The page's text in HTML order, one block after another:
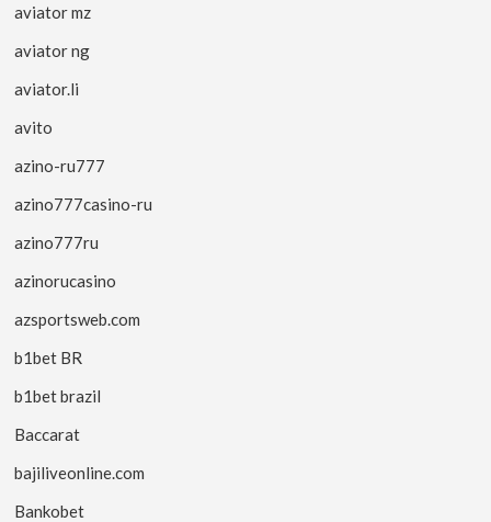
aviator mz
aviator ng
aviator.li
avito
azino-ru777
azino777casino-ru
azino777ru
azinorucasino
azsportsweb.com
b1bet BR
b1bet brazil
Baccarat
bajiliveonline.com
Bankobet